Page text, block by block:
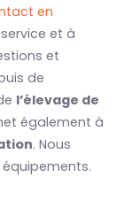
en
et à
et
de
l’élevage de
également à
. Nous